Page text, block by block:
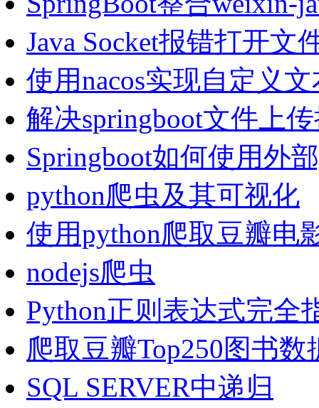
Java Socket报错打开文
使用nacos实现自定义
解决springboot文件上
Springboot如何使用外
python爬虫及其可视化
使用python爬取豆瓣电
nodejs爬虫
Python正则表达式完全
爬取豆瓣Top250图书数
SQL SERVER中递归